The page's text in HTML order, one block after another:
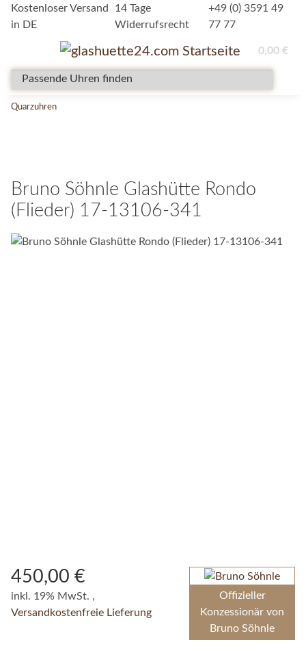
Kostenloser Versand
in DE
14 Tage
Widerrufsrecht
+49 (0) 3591 49
77 77
0,00 €
Quarzuhren
Bruno Söhnle Glashütte Rondo
(Flieder) 17-13106-341
450,00 €
inkl. 19% MwSt. ,
Versandkostenfreie Lieferung
Offizieller
Konzessionär von
Bruno Söhnle